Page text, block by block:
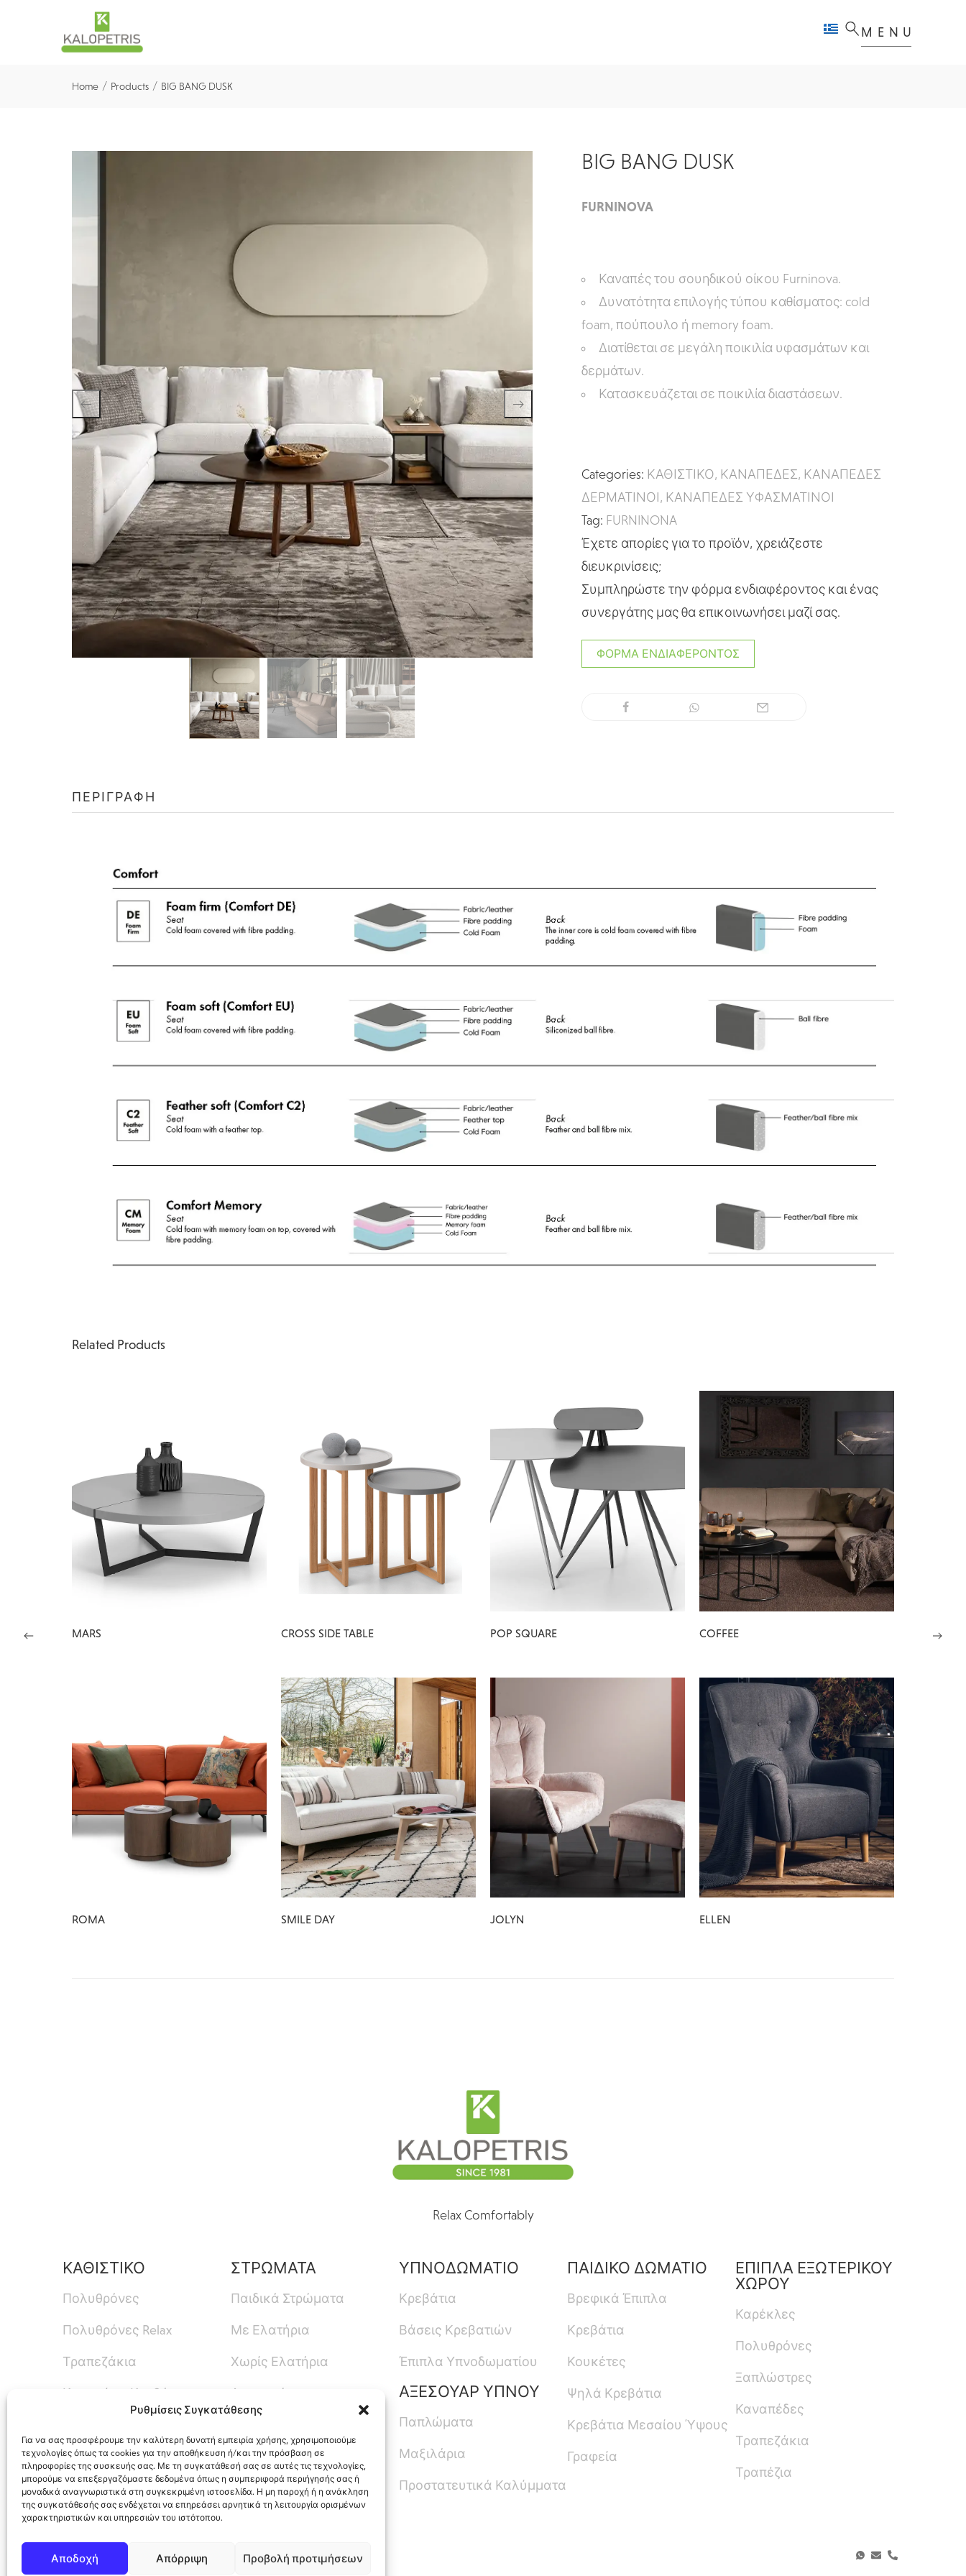
Ρυθμίσεις Συγκατάθεσης
Για να σας προσφέρουμε την καλύτερη δυνατή εμπειρία χρήσης, χρησιμοποιούμε
τεχνολογίες όπως τα cookies για την αποθήκευση ή/και την πρόσβαση σε
πληροφορίες της συσκευής σας. Με τη συγκατάθεσή σας σε αυτές τις τεχνολογίες,
μπορούμε να επεξεργαζόμαστε δεδομένα όπως η συμπεριφορά περιήγησής σας ή
μοναδικά αναγνωριστικά στη συγκεκριμένη ιστοσελίδα. Η μη παροχή ή η ανάκληση
της συγκατάθεσής σας ενδέχεται να επηρεάσει αρνητικά τη λειτουργία ορισμένων
χαρακτηριστικών και υπηρεσιών του ιστότοπου.
Αποδοχή Απόρριψη Προβολή προτιμήσεων
MENU
Home / Products / BIG BANG DUSK
BIG BANG DUSK
FURNINOVA
Καναπές του σουηδικού οίκου Furninova.
Δυνατότητα επιλογής τύπου καθίσματος: cold
foam, πούπουλο ή memory foam.
Διατίθεται σε μεγάλη ποικιλία υφασμάτων και
δερμάτων.
Κατασκευάζεται σε ποικιλία διαστάσεων.
Categories: ΚΑΘΙΣΤΙΚΟ, ΚΑΝΑΠΕΔΕΣ, ΚΑΝΑΠΕΔΕΣ
ΔΕΡΜΑΤΙΝΟΙ , ΚΑΝΑΠΕΔΕΣ ΥΦΑΣΜΑΤΙΝΟΙ
Tag: FURNINONA
Έχετε απορίες για το προϊόν, χρειάζεστε
διευκρινίσεις;
Συμπληρώστε την φόρμα ενδιαφέροντος και ένας
συνεργάτης μας θα επικοινωνήσει μαζί σας.
ΦΌΡΜΑ ΕΝΔΙΑΦΈΡΟΝΤΟΣ
ΠΕΡΙΓΡΑΦΉ
Related Products
MARS CROSS SIDE TABLE POP SQUARE COFFEE
ROMA SMILE DAY JOLYN ELLEN
Relax Comfortably
ΚΑΘΙΣΤΙΚΟ
Πολυθρόνες
Πολυθρόνες Relax
Τραπεζάκια
Καναπές – Κρεβάτι
ΣΤΡΩΜΑΤΑ
Παιδικά Στρώματα
Με Ελατήρια
Χωρίς Ελατήρια
Ανωστρώματα
ΥΠΝΟΔΩΜΑΤΙΟ
Κρεβάτια
Βάσεις Κρεβατιών
Έπιπλα Υπνοδωματίου
ΑΞΕΣΟΥΑΡ ΥΠΝΟΥ
Παπλώματα
Μαξιλάρια
Προστατευτικά Καλύμματα
ΠΑΙΔΙΚΟ ΔΩΜΑΤΙΟ
Βρεφικά Έπιπλα
Κρεβάτια
Κουκέτες
Ψηλά Κρεβάτια
Κρεβάτια Μεσαίου Ύψους
Γραφεία
ΕΠΙΠΛΑ ΕΞΩΤΕΡΙΚΟΥ
ΧΩΡΟΥ
Καρέκλες
Πολυθρόνες
Ξαπλώστρες
Καναπέδες
Τραπεζάκια
Τραπέζια
12ο Χλμ. Ρόδου-Λίνδου, Φαληράκι, Ρόδος, Ελλάδα